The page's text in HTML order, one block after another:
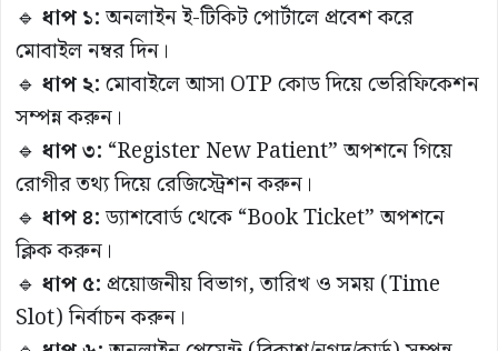
🔹 ধাপ ১:অনলাইন ই-টিকিট পোর্টালে প্রবেশ করে
মোবাইল নম্বর দিন।
🔹 ধাপ ২:মোবাইলে আসা OTP কোড দিয়ে ভেরিফিকেশন
সম্পন্ন করুন।
🔹 ধাপ ৩: “Register New Patient” অপশনে গিয়ে
রোগীর তথ্য দিয়ে রেজিস্ট্রেশন করুন।
🔹 ধাপ ৪:ড্যাশবোর্ড থেকে “Book Ticket” অপশনে
ক্লিক করুন।
🔹 ধাপ ৫:প্রয়োজনীয় বিভাগ, তারিখ ও সময় (Time
Slot) নির্বাচন করুন।